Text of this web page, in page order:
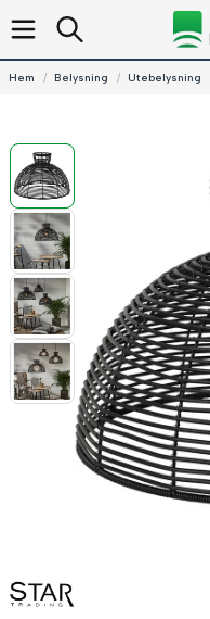
Hem Belysning Utebelysning